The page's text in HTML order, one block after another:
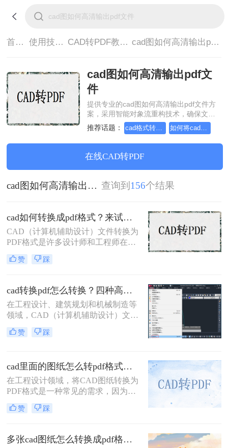
首页> 使用技巧> CAD转PDF教程> cad图如何高清输出pdf文件
cad图如何高清输出pdf文
件
提供专业的cad图如何高清输出pdf文件方
案，采用智能对象流重构技术，确保文档
1:1高保真还原且排版不乱码。支持一键批
量处理，全链路 SSL 加密保障隐私安全。
助您快速实现cad图如何高清输出pdf文
件，无需安装，高效办公。
推荐话题： cad格式转pdf格式，跟小编来学习吧
在线CAD转PDF
cad图如何高清输出pdf文件 查询到 156个结果
cad如何转换成pdf格式？来试试这三种方法吧！
CAD（计算机辅助设计）文件转换为
PDF格式是许多设计师和工程师在日
常工作中经常遇到的需求。PDF格式
因其跨平台兼容性和不可编辑性，成
那么CAD如何转换成PDF格式呢？本
文将介绍四种将CAD文件转换为PDF
格式的方法。
赞 踩
cad转换pdf怎么转换？四种高效方法详解，轻松搞定格式转换！
在工程设计、建筑规划和机械制造等
领域，CAD（计算机辅助设计）文件
是承载核心设计思想的数字载体。然
而，当需要向客户展示方案、进行图
原因在于，对方可能没有安装相应的
CAD软件，或者软件版本不兼容导致
显示错误，更存在被无意中修改的风
赞 踩
cad里面的图纸怎么转pdf格式？试试这3种方法！
在工程设计领域，将CAD图纸转换为
PDF格式是一种常见的需求，因为
PDF格式具有跨平台兼容性好、文件
体积小、易于分享和打印等优点。那
本文将介绍三种将CAD图纸转换为
PDF的方法。
赞 踩
多张cad图纸怎么转换成pdf格式？二种实用方法详解！